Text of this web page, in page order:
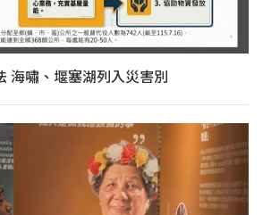
海嘯、堰塞湖列入災害別